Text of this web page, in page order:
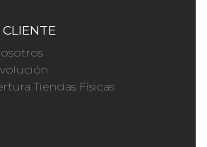
Tiendas Físicas